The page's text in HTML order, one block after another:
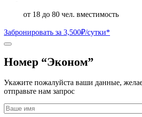
от 18 до 80 чел. вместимость
Забронировать за 3,500₽/сутки*
Номер “Эконом”
Укажите пожалуйста ваши данные,
отправьте нам запрос